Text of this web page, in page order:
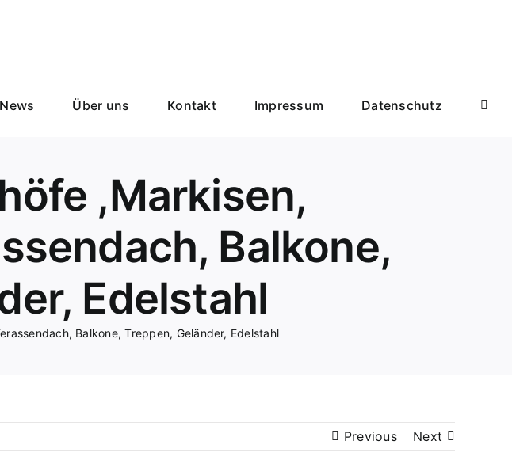
News Über uns Kontakt Impressum Datenschutz
,Markisen,
Balkone,
Edelstahl
Balkone, Treppen, Geländer, Edelstahl
Previous Next